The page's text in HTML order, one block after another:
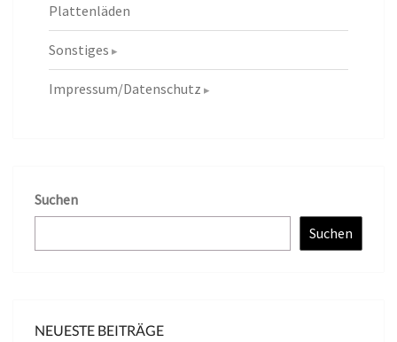
Plattenläden
Sonstiges
Impressum/Datenschutz
Suchen
Suchen
NEUESTE BEITRÄGE